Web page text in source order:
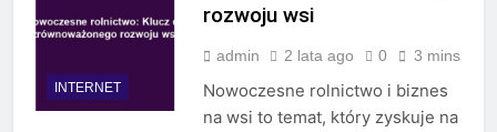
INTERNET
rozwoju wsi
admin 2 lata ago 0 3 mins
Nowoczesne rolnictwo i biznes
na wsi to temat, który zyskuje na